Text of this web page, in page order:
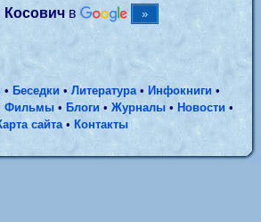
Косовичв
• Беседки• Литература• Инфокниги•
Фильмы • Блоги • Журналы • Новости •
сайта• Контакты